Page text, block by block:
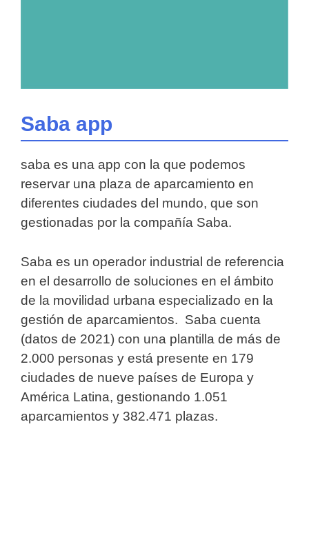
Saba app
saba es una app con la que podemos
reservar una plaza de aparcamiento en
diferentes ciudades del mundo, que son
gestionadas por la compañía Saba.
Saba es un operador industrial de referencia
en el desarrollo de soluciones en el ámbito
de la movilidad urbana especializado en la
gestión de aparcamientos. Saba cuenta
(datos de 2021) con una plantilla de más de
2.000 personas y está presente en 179
ciudades de nueve países de Europa y
América Latina, gestionando 1.051
aparcamientos y 382.471 plazas.